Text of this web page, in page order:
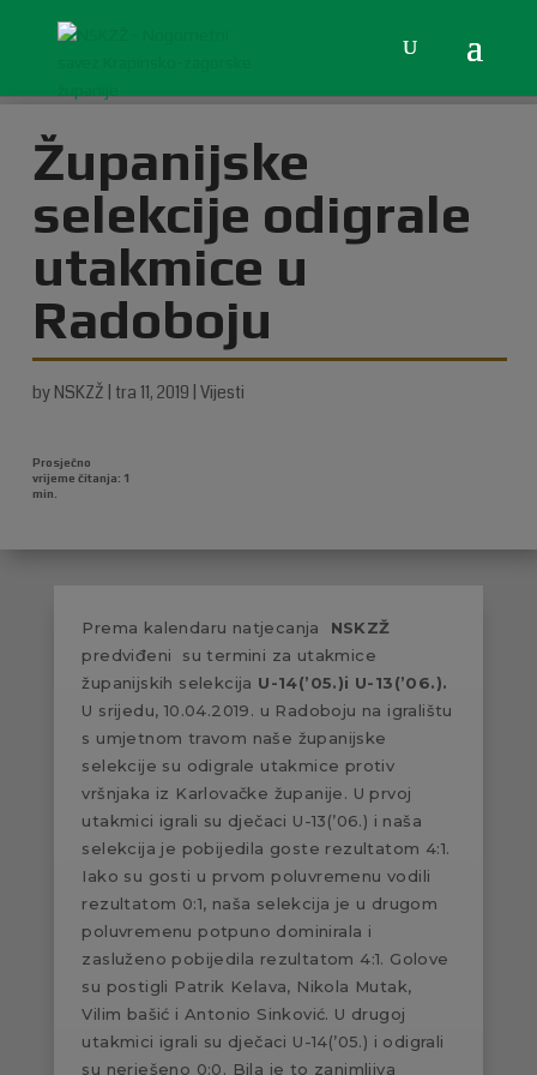
Županijske
selekcije odigrale
utakmice u
Radoboju
by NSKZŽ tra 11, 2019 Vijesti
Prema kalendaru natjecanja NSKZŽ
predviđeni su termini za utakmice
županijskih selekcija U-14(’05.)i U-13(’06.).
U srijedu, 10.04.2019. u Radoboju na igralištu
s umjetnom travom naše županijske
selekcije su odigrale utakmice protiv
vršnjaka iz Karlovačke županije. U prvoj
utakmici igrali su dječaci U-13(’06.) i naša
selekcija je pobijedila goste rezultatom 4:1.
Iako su gosti u prvom poluvremenu vodili
rezultatom 0:1, naša selekcija je u drugom
poluvremenu potpuno dominirala i
zasluženo pobijedila rezultatom 4:1. Golove
su postigli Patrik Kelava, Nikola Mutak,
Vilim bašić i Antonio Sinković. U drugoj
utakmici igrali su dječaci U-14(’05.) i odigrali
su nerješeno 0:0. Bila je to zanimljiva